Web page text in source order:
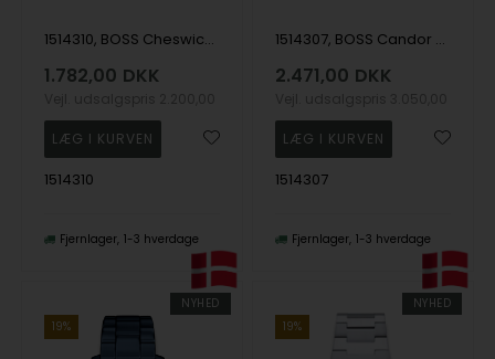
1514310, BOSS Cheswick Quartz Herre m/lænke
1.782,00 DKK
1514310
Fjernlager 1-3 hverdage
1514307, BOSS Candor Prime Quartz Herre m/lænke
2.471,00 DKK
1514307
Fjernlager 1-3 hverdage
NYHED
19%
NYHED
19%